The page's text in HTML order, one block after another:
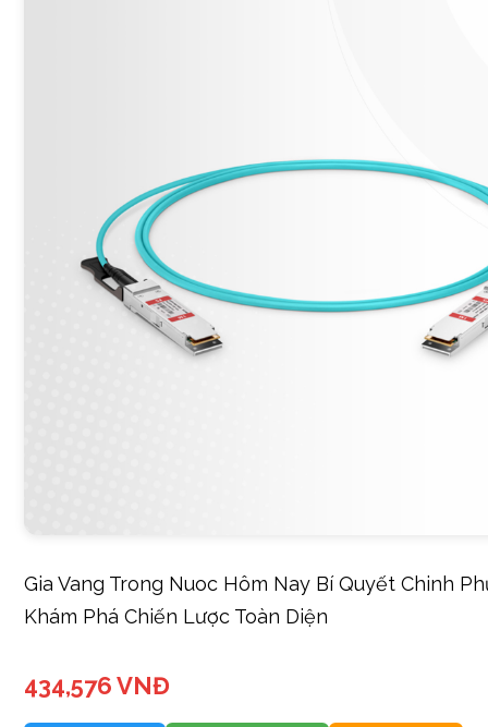
Gia Vang Trong Nuoc Hôm Nay Bí Quyết Chinh
Khám Phá Chiến Lược Toàn Diện
434,576 VNĐ